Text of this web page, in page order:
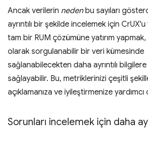
Ancak verilerin nedenbu sayıları
ayrıntılı bir şekilde incelemek için
tam bir RUM çözümüne yatırım
olarak sorgulanabilir bir veri kümesinde
sağlanabilecekten daha ayrıntılı
sağlayabilir. Bu, metriklerinizi çeşitli
açıklamanıza ve iyileştirmenize yardımcı
Sorunları incelemek için daha